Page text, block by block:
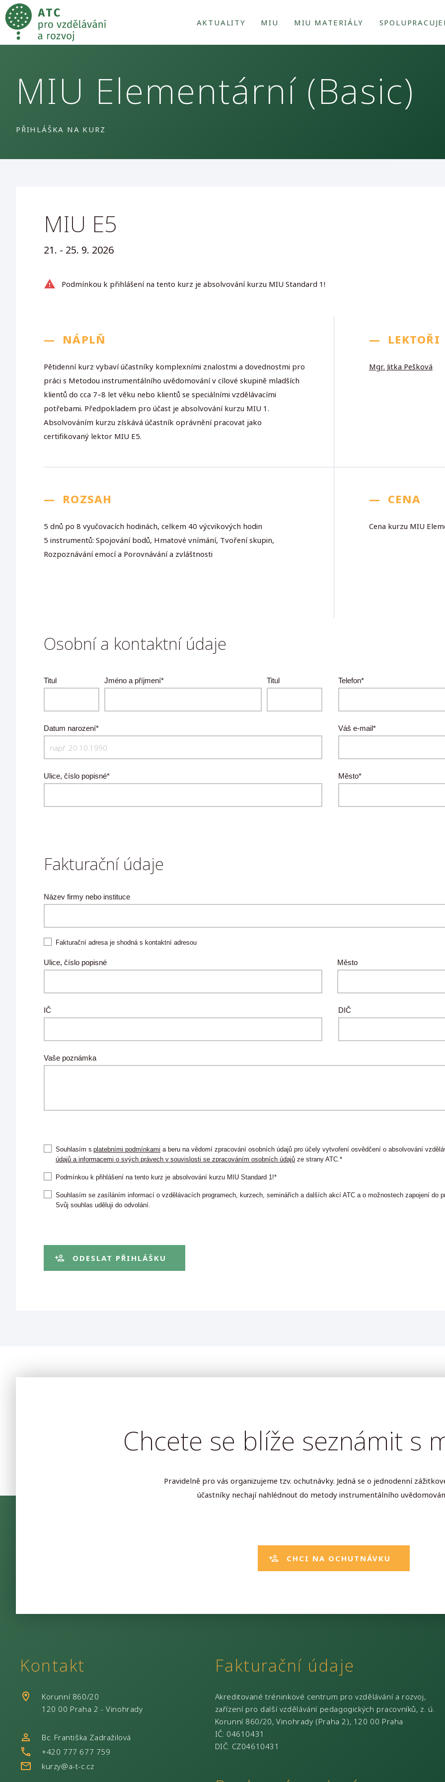
AKTUALITY MIU MIU MATERIÁLY
MIU Elementární (Basic)
PŘIHLÁŠKA NA KURZ
MIU E5
21. - 25. 9. 2026
Podmínkou k přihlášení na tento kurz je absolvování kurzu MIU Standard 1!
— NÁPLŇ
Pětidenní kurz vybaví účastníky komplexními znalostmi a dovednostmi pro
práci s Metodou instrumentálního uvědomování v cílové skupině mladších
klientů do cca 7–8 let věku nebo klientů se speciálními vzdělávacími
potřebami. Předpokladem pro účast je absolvování kurzu MIU 1.
Absolvováním kurzu získává účastník oprávnění pracovat jako
certifikovaný lektor MIU E5.
— ROZSAH
5 dnů po 8 vyučovacích hodinách, celkem 40 výcvikových hodin
5 instrumentů: Spojování bodů, Hmatové vnímání, Tvoření skupin,
Rozpoznávání emocí a Porovnávání a zvláštnosti
— LEKTOŘI
Mgr. Jitka Pešková
— CENA
Cena kurzu MIU
Osobní a kontaktní údaje
Titul Jméno a příjmení* Titul
Datum narození*
Ulice, číslo popisné*
Telefon*
Váš e-mail*
Město*
Fakturační údaje
Název firmy nebo instituce
Fakturační adresa je shodná s kontaktní adresou
Ulice, číslo popisné Město
IČ DIČ
Vaše poznámka
Souhlasím s platebními podmínkami a beru na vědomí zpracování osobních údajů pro účely vytvoření osvědčení o absolvování
údajů a informacemi o svých právech v souvislosti se zpracováním osobních údajů ze strany ATC.*
Podmínkou k přihlášení na tento kurz je absolvování kurzu MIU Standard 1!*
Souhlasím se zasíláním informací o vzdělávacích programech, kurzech, seminářích a dalších akcí ATC a o možnostech zapojení do
Svůj souhlas uděluji do odvolání.
ODESLAT PŘIHLÁŠKU
Chcete se blíže seznámit s
Pravidelně pro vás organizujeme tzv. ochutnávky. Jedná se o jednodenní
účastníky nechají nahlédnout do metody instrumentálního
CHCI NA OCHUTNÁVKU
Kontakt
Korunní 860/20
120 00 Praha 2 - Vinohrady
Bc. Františka Zadražilová
+420 777 677 759
kurzy@a-t-c.cz
Fakturační údaje
Akreditované tréninkové centrum pro vzdělávání a rozvoj,
zařízení pro další vzdělávání pedagogických pracovníků, z. ú.
Korunní 860/20, Vinohrady (Praha 2), 120 00 Praha
IČ: 04610431
DIČ: CZ04610431